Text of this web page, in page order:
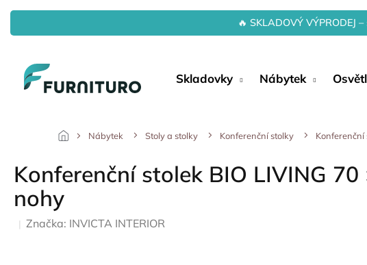
Přejít
obsah
🔥 SKLADOVÝ
Skladovky Nábytek
Nábytek Stoly a stolky Konferenční stolky Konferenční
Konferenční stolek BIO LIVING
nohy
Značka: INVICTA INTERIOR